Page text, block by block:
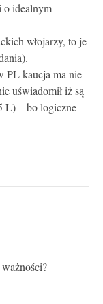
o idealnym
włojarzy, to je
PL kaucja ma nie
uświadomił iż są
L) – bo logiczne